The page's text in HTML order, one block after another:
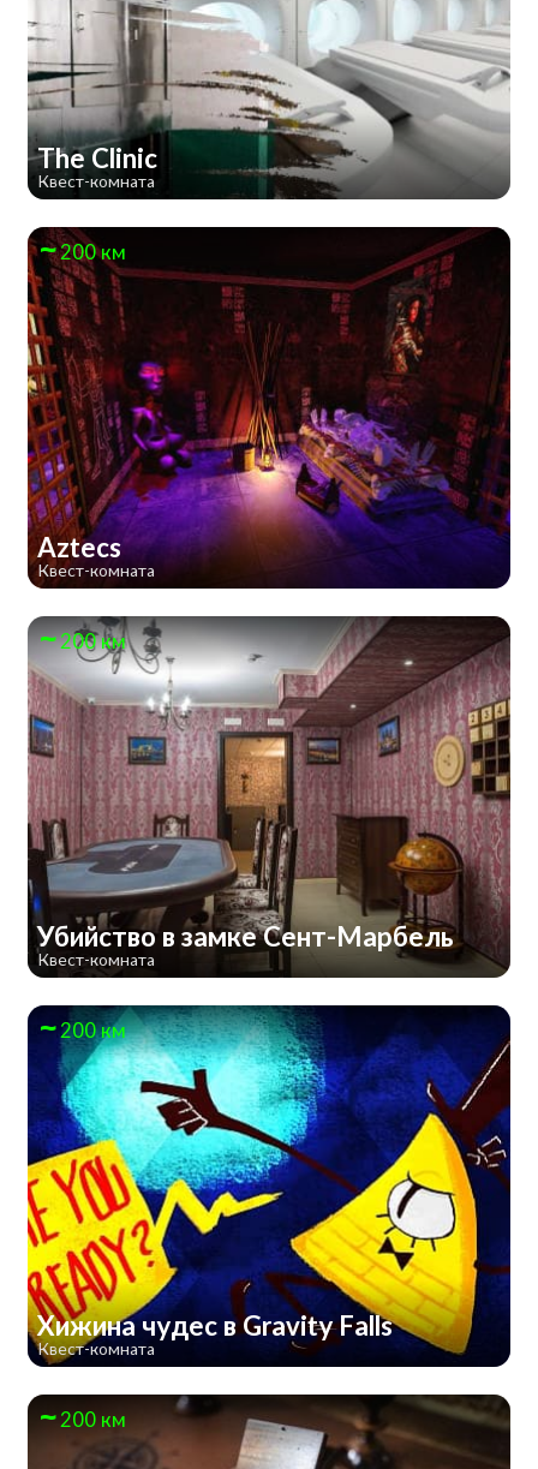
The Clinic
Квест-комната
200 км
Aztecs
Квест-комната
200 км
Убийство в замке Сент-Марбель
Квест-комната
200 км
Хижина чудес в Gravity Falls
Квест-комната
200 км